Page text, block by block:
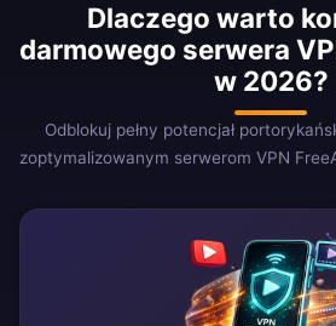
Dlaczego warto
darmowego serwera
w 2026?
Odblokuj pełny potencjał
zoptymalizowanym serwerom VPN